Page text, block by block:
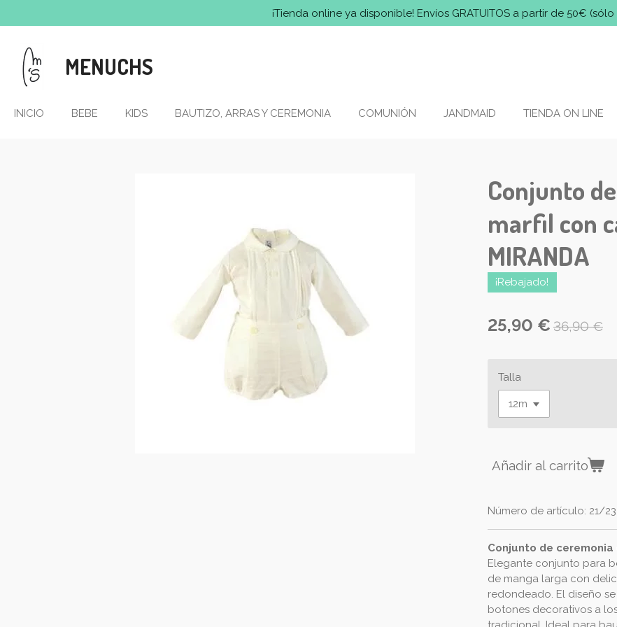
al
contenido
principal
¡Tienda online ya disponible! Envíos GRATUITOS a partir de 50€ (sólo
MENUCHS
INICIO BEBE KIDS BAUTIZO, ARRAS Y CEREMONIA COMUNIÓN JANDMAID TIENDA ON LINE
Conjunto
marfil con
MIRANDA
¡Rebajado!
25,90 € 36,90 €
Talla
Añadir al carrito
Número de artículo: 21/23
Conjunto de
Elegante conjunto para
de manga larga con
redondeado. El diseño
botones decorativos a